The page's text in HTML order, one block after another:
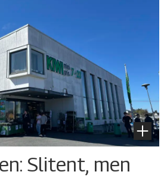
Slitent, men